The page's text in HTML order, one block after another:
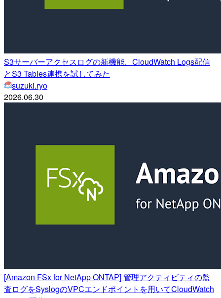
S3サーバーアクセスログの新機能、CloudWatch Logs配信
とS3 Tables連携を試してみた
suzuki.ryo
2026.06.30
[Amazon FSx for NetApp ONTAP] 管理アクティビティの監
査ログをSyslogのVPCエンドポイントを用いてCloudWatch